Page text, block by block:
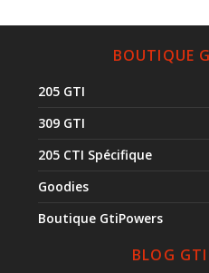
BOUTIQUE
205 GTI
309 GTI
205 CTI Spécifique
Goodies
Boutique GtiPowers
BLOG